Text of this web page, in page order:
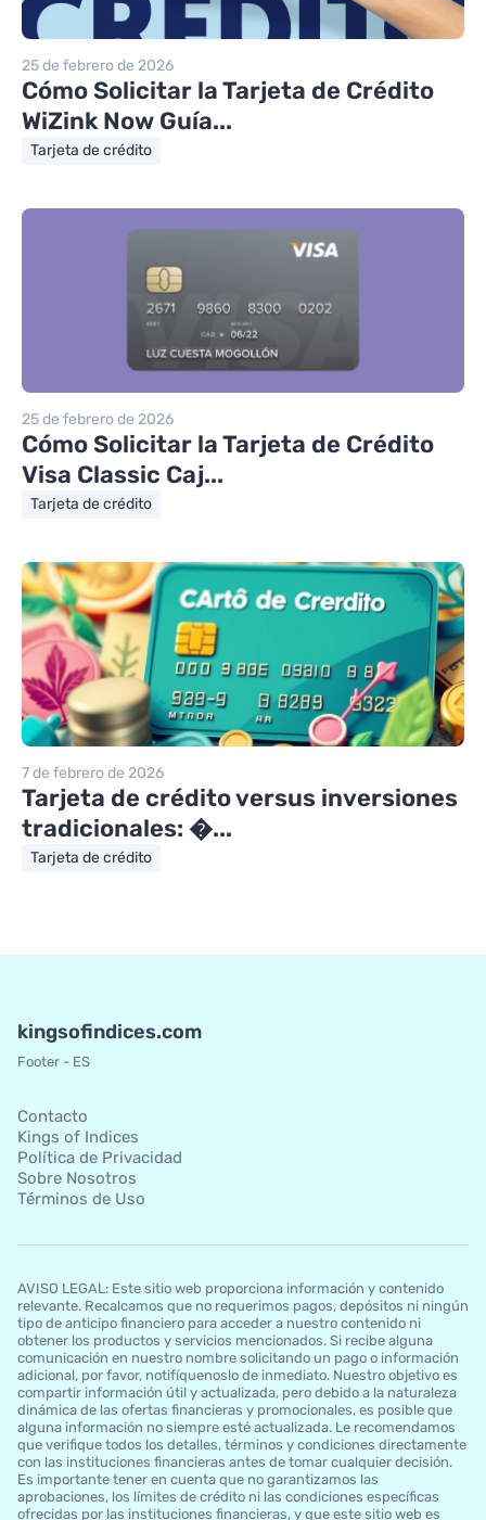
25 de febrero de 2026
Cómo Solicitar la Tarjeta de Crédito
WiZink Now Guía...
Tarjeta de crédito
25 de febrero de 2026
Cómo Solicitar la Tarjeta de Crédito
Visa Classic Caj...
Tarjeta de crédito
7 de febrero de 2026
Tarjeta de crédito versus inversiones
tradicionales: �...
Tarjeta de crédito
kingsofindices.com
Footer - ES
Contacto
Kings of Indices
Política de Privacidad
Sobre Nosotros
Términos de Uso
AVISO LEGAL: Este sitio web proporciona información y contenido
relevante. Recalcamos que no requerimos pagos, depósitos ni ningún
tipo de anticipo financiero para acceder a nuestro contenido ni
obtener los productos y servicios mencionados. Si recibe alguna
comunicación en nuestro nombre solicitando un pago o información
adicional, por favor, notifíquenoslo de inmediato. Nuestro objetivo es
compartir información útil y actualizada, pero debido a la naturaleza
dinámica de las ofertas financieras y promocionales, es posible que
alguna información no siempre esté actualizada. Le recomendamos
que verifique todos los detalles, términos y condiciones directamente
con las instituciones financieras antes de tomar cualquier decisión.
Es importante tener en cuenta que no garantizamos las
aprobaciones, los límites de crédito ni las condiciones específicas
ofrecidas por las instituciones financieras, y que este sitio web es